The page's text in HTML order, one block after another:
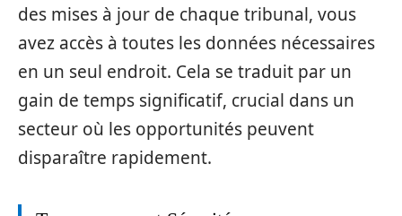
des mises à jour de chaque tribunal, vous
avez accès à toutes les données nécessaires
en un seul endroit. Cela se traduit par un
gain de temps significatif, crucial dans un
secteur où les opportunités peuvent
disparaître rapidement.